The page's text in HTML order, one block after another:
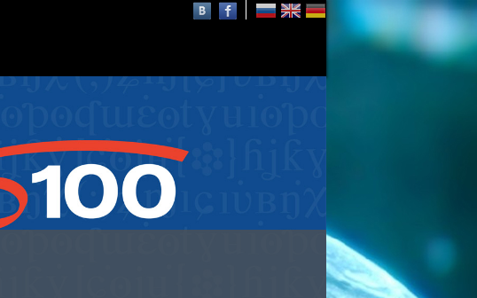
Кампус СФУ
5 площадок в Красноярске
29 общежитий